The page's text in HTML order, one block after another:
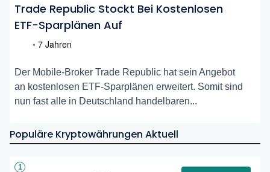
Trade Republic Stockt Bei Kostenlosen
ETF-Sparplänen Auf
• 7 Jahren
Der Mobile-Broker Trade Republic hat sein Angebot
an kostenlosen ETF-Sparplänen erweitert. Somit sind
nun fast alle in Deutschland handelbaren...
Populäre Kryptowährungen Aktuell
1